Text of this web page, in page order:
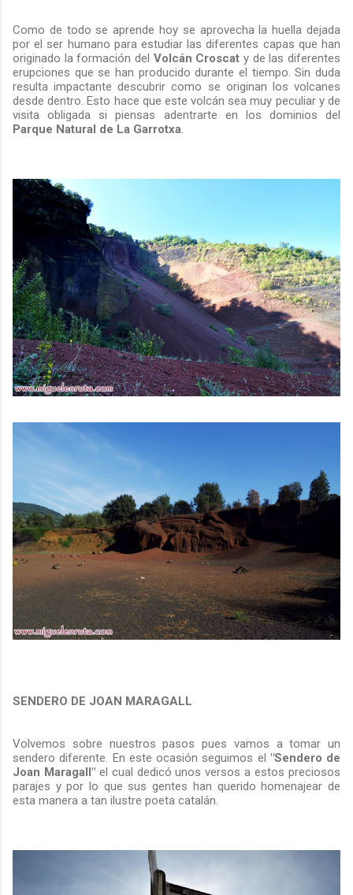
Como de todo se aprende hoy se aprovecha la huella dejada
por el ser humano para estudiar las diferentes capas que han
originado la formación del Volcán Croscat y de las diferentes
erupciones que se han producido durante el tiempo. Sin duda
resulta impactante descubrir como se originan los volcanes
desde dentro. Esto hace que este volcán sea muy peculiar y de
visita obligada si piensas adentrarte en los dominios del
Parque Natural de La Garrotxa.
SENDERO DE JOAN MARAGALL
Volvemos sobre nuestros pasos pues vamos a tomar un
sendero diferente. En este ocasión seguimos el "Sendero de
Joan Maragall"el cual dedicó unos versos a estos preciosos
parajes y por lo que sus gentes han querido homenajear de
esta manera a tan ilustre poeta catalán.